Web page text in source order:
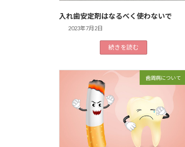
入れ歯安定剤はなるべく使わないで
2023年7月2日
続きを読む
歯周病について